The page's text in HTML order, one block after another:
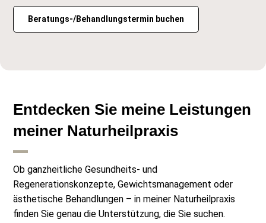
Beratungs-/Behandlungstermin buchen
Entdecken Sie meine Leistungen
meiner Naturheilpraxis
Ob ganzheitliche Gesundheits- und
Regenerationskonzepte, Gewichtsmanagement oder
ästhetische Behandlungen – in meiner Naturheilpraxis
finden Sie genau die Unterstützung, die Sie suchen.